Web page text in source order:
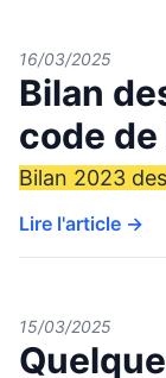
Bilan
code
16/03/2025
Bilan 2023
Lire l'article →
15/03/2025